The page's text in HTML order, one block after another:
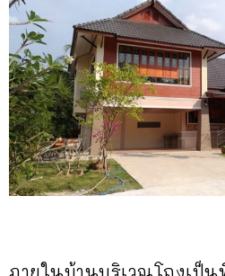
ภายในบ้านบริเวณโถงเป็น